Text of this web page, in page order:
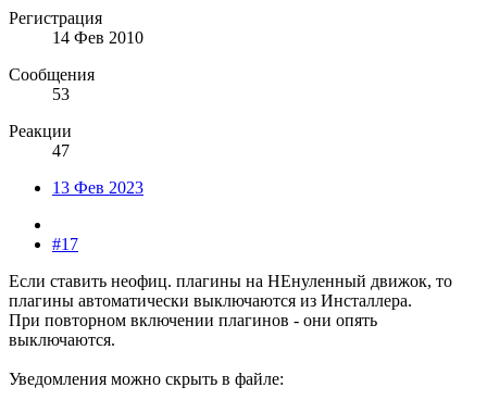
Регистрация
14 Фев 2010
Сообщения
53
Реакции
47
13 Фев 2023
#17
Если ставить неофиц. плагины на НЕнуленный движок, то
плагины автоматически выключаются из Инсталлера.
При повторном включении плагинов - они опять
выключаются.
Уведомления можно скрыть в файле: